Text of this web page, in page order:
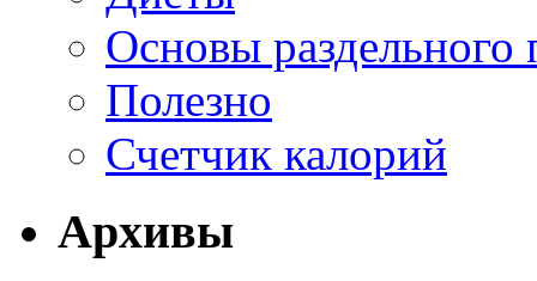
Основы раздельного
Полезно
Счетчик калорий
Архивы